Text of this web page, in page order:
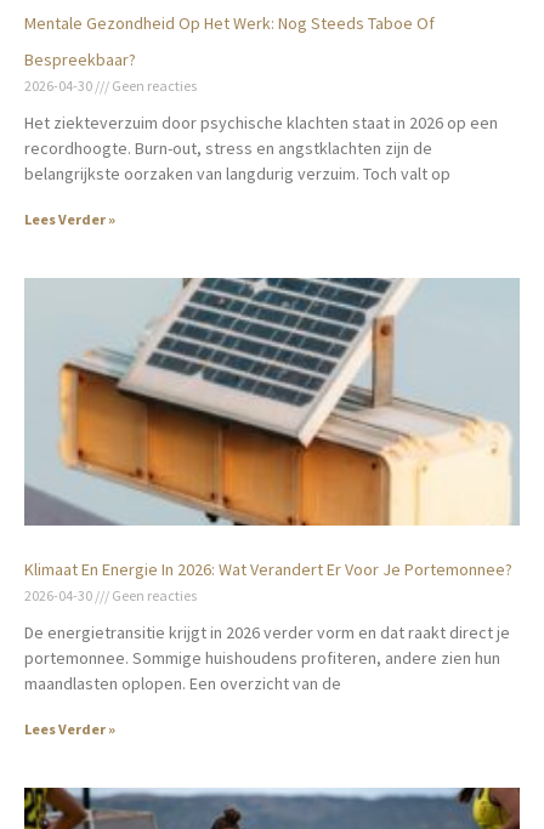
Mentale Gezondheid Op Het Werk: Nog Steeds Taboe Of
Bespreekbaar?
2026-04-30 Geen reacties
Het ziekteverzuim door psychische klachten staat in 2026 op een
recordhoogte. Burn-out, stress en angstklachten zijn de
belangrijkste oorzaken van langdurig verzuim. Toch valt op
Lees Verder »
Klimaat En Energie In 2026: Wat Verandert Er Voor Je Portemonnee?
2026-04-30 Geen reacties
De energietransitie krijgt in 2026 verder vorm en dat raakt direct je
portemonnee. Sommige huishoudens profiteren, andere zien hun
maandlasten oplopen. Een overzicht van de
Lees Verder »